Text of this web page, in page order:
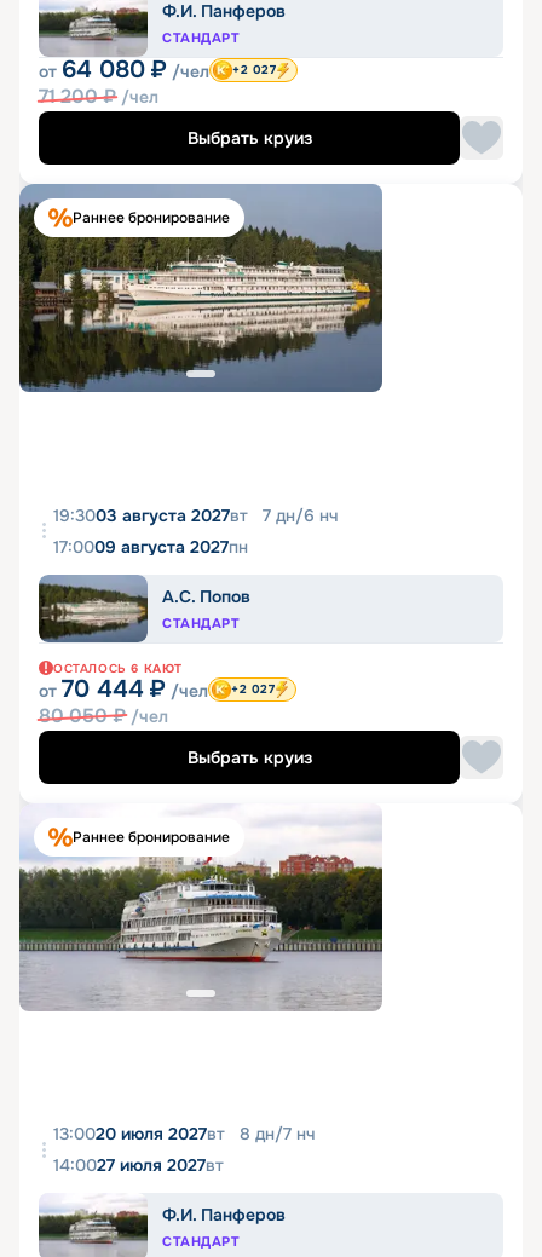
Ф.И. Панферов
СТАНДАРТ
от 64 080 ₽ /чел
71 200₽ /чел
+2 027
Выбрать круиз
Раннее бронирование
19:3003 августа 2027вт 7 дн/6 нч
17:0009 августа 2027пн
А.С. Попов
СТАНДАРТ
ОСТАЛОСЬ 6 КАЮТ
от 70 444 ₽ /чел
80 050₽ /чел
+2 027
Выбрать круиз
Раннее бронирование
13:0020 июля 2027вт 8 дн/7 нч
14:0027 июля 2027вт
Ф.И. Панферов
СТАНДАРТ